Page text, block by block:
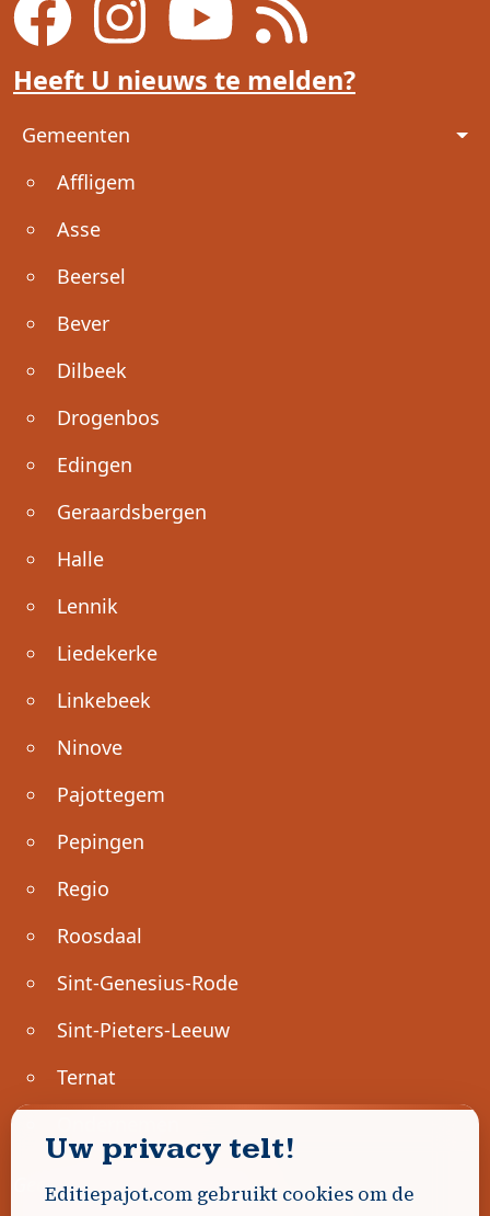
Heeft U nieuws te melden?
Voet
Gemeenten
Affligem
Asse
Beersel
Bever
Dilbeek
Drogenbos
Edingen
Geraardsbergen
Halle
Lennik
Liedekerke
Linkebeek
Ninove
Pajottegem
Pepingen
Regio
Roosdaal
Sint-Genesius-Rode
Sint-Pieters-Leeuw
Ternat
Geen advertenties gevonden.
Uw privacy telt!
Editiepajot.com gebruikt cookies om de